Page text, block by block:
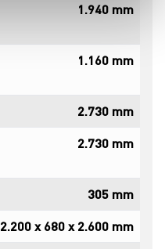
1.940 mm
1.160 mm
2.730 mm
2.730 mm
305 mm
2.200 x 680 x 2.600 mm